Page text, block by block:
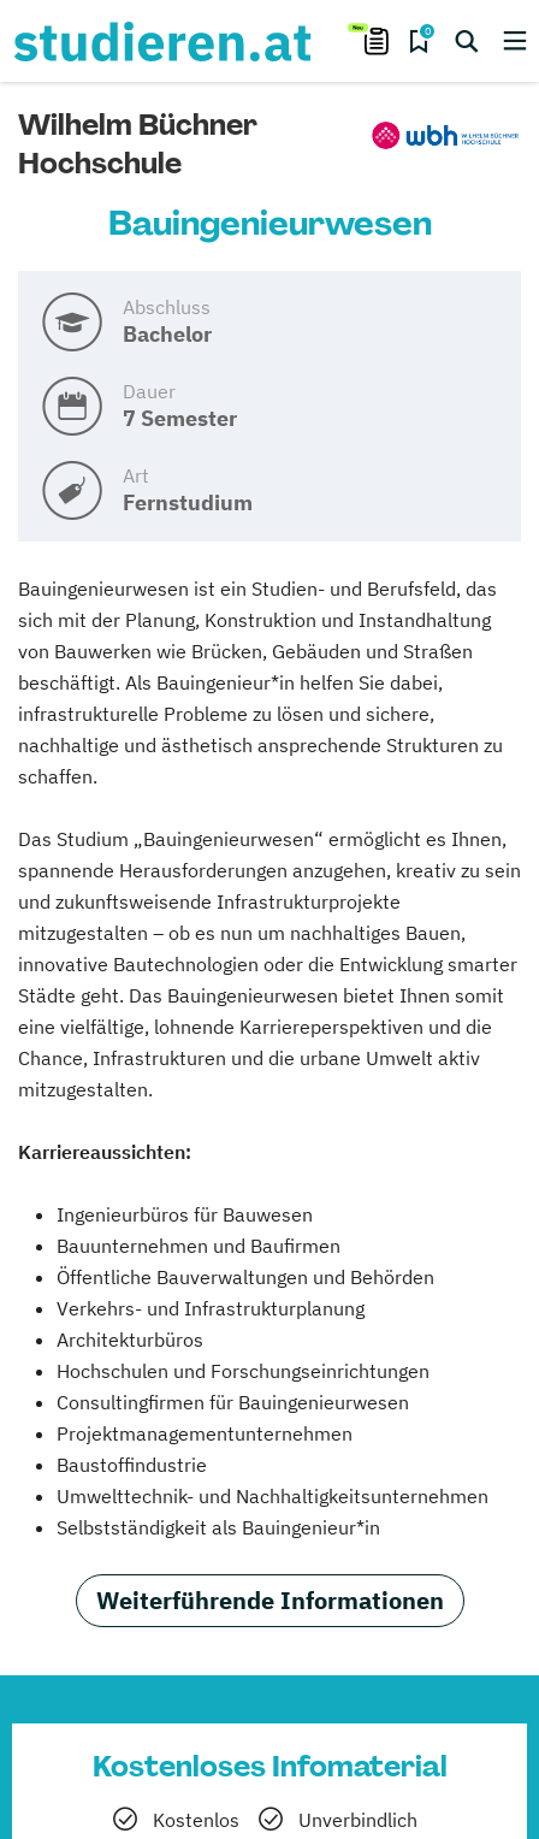
0
Wilhelm Büchner
Hochschule
Bauingenieurwesen
Abschluss
Bachelor
Dauer
7 Semester
Art
Fernstudium
Bauingenieurwesen ist ein Studien- und Berufsfeld, das
sich mit der Planung, Konstruktion und Instandhaltung
von Bauwerken wie Brücken, Gebäuden und Straßen
beschäftigt. Als Bauingenieur*in helfen Sie dabei,
infrastrukturelle Probleme zu lösen und sichere,
nachhaltige und ästhetisch ansprechende Strukturen zu
schaffen.
Das Studium „Bauingenieurwesen“ ermöglicht es Ihnen,
spannende Herausforderungen anzugehen, kreativ zu sein
und zukunftsweisende Infrastrukturprojekte
mitzugestalten – ob es nun um nachhaltiges Bauen,
innovative Bautechnologien oder die Entwicklung smarter
Städte geht. Das Bauingenieurwesen bietet Ihnen somit
eine vielfältige, lohnende Karriereperspektiven und die
Chance, Infrastrukturen und die urbane Umwelt aktiv
mitzugestalten.
Karriereaussichten:
Ingenieurbüros für Bauwesen
Bauunternehmen und Baufirmen
Öffentliche Bauverwaltungen und Behörden
Verkehrs- und Infrastrukturplanung
Architekturbüros
Hochschulen und Forschungseinrichtungen
Consultingfirmen für Bauingenieurwesen
Projektmanagementunternehmen
Baustoffindustrie
Umwelttechnik- und Nachhaltigkeitsunternehmen
Selbstständigkeit als Bauingenieur*in
Weiterführende Informationen
Kostenloses Infomaterial
Kostenlos
Unverbindlich